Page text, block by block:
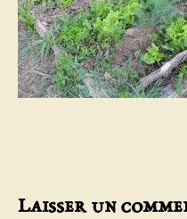
Laisser un